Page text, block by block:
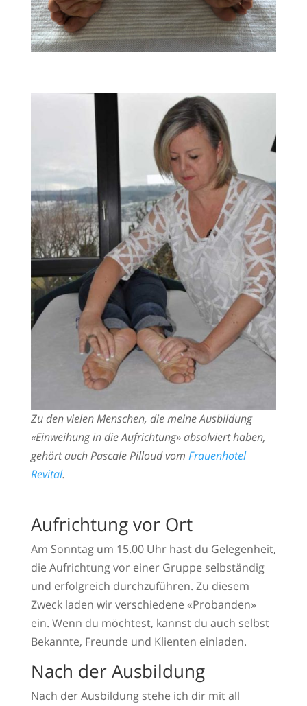
Zu den vielen Menschen, die meine Ausbildung
«Einweihung in die Aufrichtung» absolviert haben,
gehört auch Pascale Pilloud vom Frauenhotel
Revital.
Aufrichtung vor Ort
Am Sonntag um 15.00 Uhr hast du Gelegenheit,
die Aufrichtung vor einer Gruppe selbständig
und erfolgreich durchzuführen. Zu diesem
Zweck laden wir verschiedene «Probanden»
ein. Wenn du möchtest, kannst du auch selbst
Bekannte, Freunde und Klienten einladen.
Nach der Ausbildung
Nach der Ausbildung stehe ich dir mit all